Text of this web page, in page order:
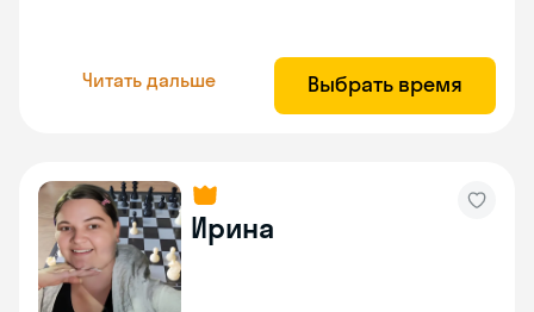
Читать дальше Выбрать время
Ирина